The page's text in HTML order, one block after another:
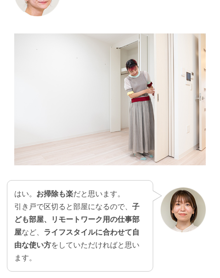
はい。 お掃除も楽だと思います。
引き戸で区切ると部屋になるので、 子
ども部屋、リモートワーク用の仕事部
屋など、 ライフスタイルに合わせて自
由な使い方をしていただければと思い
ます。